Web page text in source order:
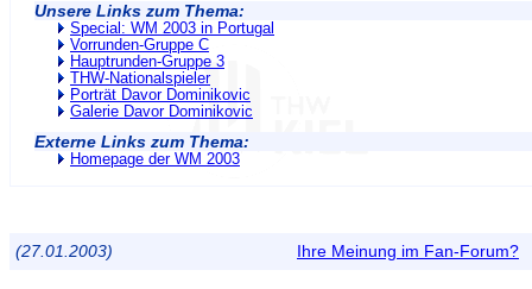
Unsere Links zum Thema:
Special: WM 2003 in Portugal
Vorrunden-Gruppe C
Hauptrunden-Gruppe 3
THW-Nationalspieler
Porträt Davor Dominikovic
Galerie Davor Dominikovic
Externe Links zum Thema:
Homepage der WM 2003
(27.01.2003) Ihre Meinung im Fan-Forum?